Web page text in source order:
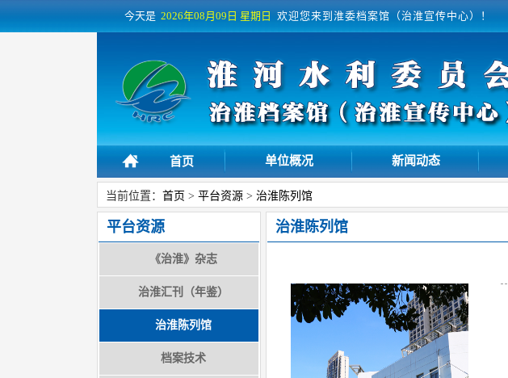
今天是 2026年08月09日 星期日 欢迎您来到淮委档案馆（治淮宣传中心）！
首页 单位概况 新闻动态
当前位置： 首页 > 平台资源 > 治淮陈列馆
平台资源
《治淮》杂志
治淮汇刊（年鉴）
治淮陈列馆
档案技术
治淮陈列馆